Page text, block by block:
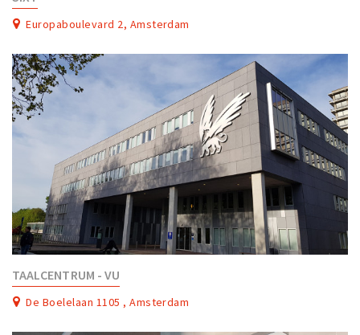
Europaboulevard 2, Amsterdam
TAALCENTRUM - VU
De Boelelaan 1105 , Amsterdam